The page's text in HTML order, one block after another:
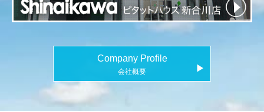
Company Profile
会社概要 ▶